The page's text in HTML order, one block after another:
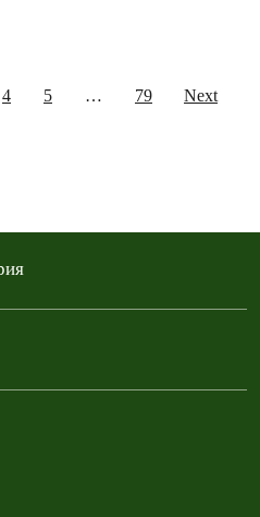
4 5 … 79 Next